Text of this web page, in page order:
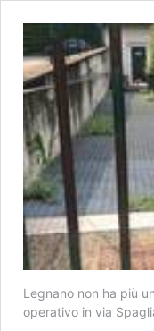
Legnano non ha più
operativo in via